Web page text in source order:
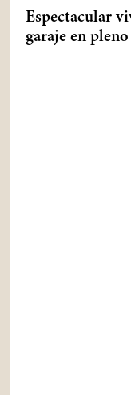
Espectacular
garaje en